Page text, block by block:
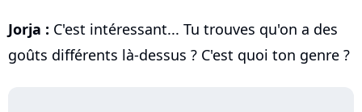
Jorja : C'est intéressant... Tu trouves qu'on a des
goûts différents là-dessus ? C'est quoi ton genre ?